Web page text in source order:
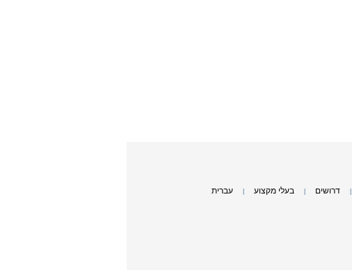
דרושים בעלי מקצוע עברית